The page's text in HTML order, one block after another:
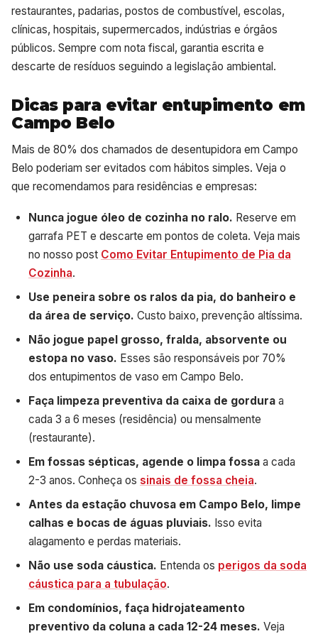
restaurantes, padarias, postos de combustível, escolas,
clínicas, hospitais, supermercados, indústrias e órgãos
públicos. Sempre com nota fiscal, garantia escrita e
descarte de resíduos seguindo a legislação ambiental.
Dicas para evitar entupimento em
Campo Belo
Mais de 80% dos chamados de desentupidora em Campo
Belo poderiam ser evitados com hábitos simples. Veja o
que recomendamos para residências e empresas:
Nunca jogue óleo de cozinha no ralo. Reserve em
garrafa PET e descarte em pontos de coleta. Veja mais
no nosso post Como Evitar Entupimento de Pia da
Cozinha.
Use peneira sobre os ralos da pia, do banheiro e
da área de serviço. Custo baixo, prevenção altíssima.
Não jogue papel grosso, fralda, absorvente ou
estopa no vaso. Esses são responsáveis por 70%
dos entupimentos de vaso em Campo Belo.
Faça limpeza preventiva da caixa de gordura a
cada 3 a 6 meses (residência) ou mensalmente
(restaurante).
Em fossas sépticas, agende o limpa fossa a cada
2-3 anos. Conheça os sinais de fossa cheia.
Antes da estação chuvosa em Campo Belo, limpe
calhas e bocas de águas pluviais. Isso evita
alagamento e perdas materiais.
Não use soda cáustica. Entenda os perigos da soda
cáustica para a tubulação.
Em condomínios, faça hidrojateamento
preventivo da coluna a cada 12-24 meses. Veja